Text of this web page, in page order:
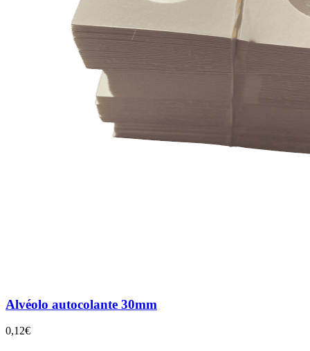
Alvéolo autocolante 30mm
0,12€